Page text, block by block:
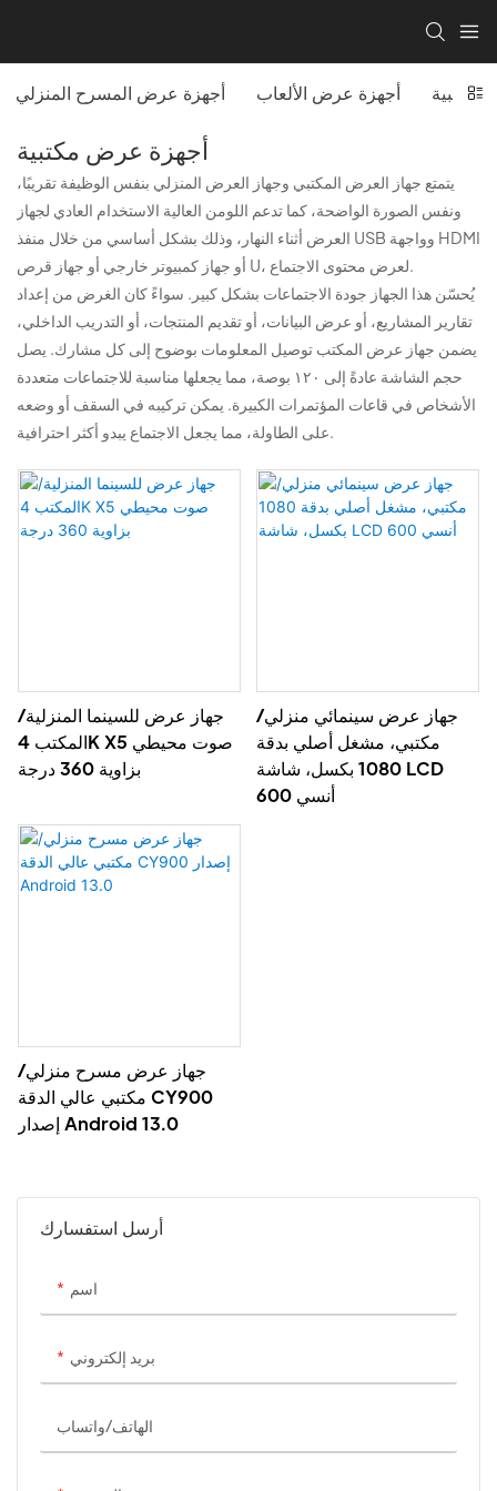
أجهزة عرض المسرح المنزلي أجهزة عرض الألعاب مكتبية
أجهزة عرض مكتبية
يتمتع جهاز العرض المكتبي وجهاز العرض المنزلي بنفس الوظيفة تقريبًا،
ونفس الصورة الواضحة، كما تدعم اللومن العالية الاستخدام العادي لجهاز
العرض أثناء النهار، وذلك بشكل أساسي من خلال منفذ USB وواجهة HDMI
أو جهاز كمبيوتر خارجي أو جهاز قرص U، لعرض محتوى الاجتماع.
يُحسّن هذا الجهاز جودة الاجتماعات بشكل كبير. سواءً كان الغرض من إعداد
تقارير المشاريع، أو عرض البيانات، أو تقديم المنتجات، أو التدريب الداخلي،
يضمن جهاز عرض المكتب توصيل المعلومات بوضوح إلى كل مشارك. يصل
حجم الشاشة عادةً إلى ١٢٠ بوصة، مما يجعلها مناسبة للاجتماعات متعددة
الأشخاص في قاعات المؤتمرات الكبيرة. يمكن تركيبه في السقف أو وضعه
على الطاولة، مما يجعل الاجتماع يبدو أكثر احترافية.
أرسل استفسارك
اسم
بريد إلكتروني
الهاتف/واتساب
جهاز عرض للسينما المنزلية/
المكتب 4K X5 صوت محيطي
بزاوية 360 درجة
جهاز عرض سينمائي منزلي/
مكتبي، مشغل أصلي بدقة
1080 بكسل، شاشة LCD
600 أنسي
جهاز عرض مسرح منزلي/
مكتبي عالي الدقة CY900
إصدار Android 13.0